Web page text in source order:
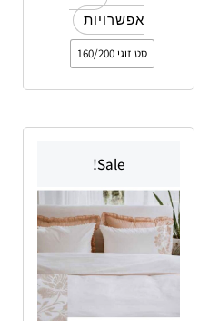
אפשרויות
סט זוגי 160/200
Sale!
יש
מספר
לבחור
את